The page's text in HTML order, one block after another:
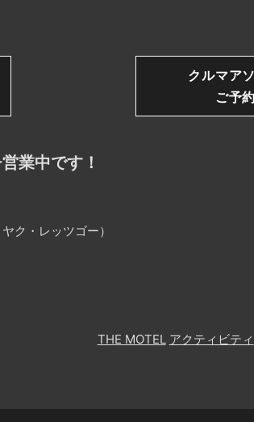
クルマア
ご予
業中です！
ク・レッツゴー）
THE MOTEL アクティビティ